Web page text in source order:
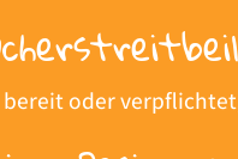
oder